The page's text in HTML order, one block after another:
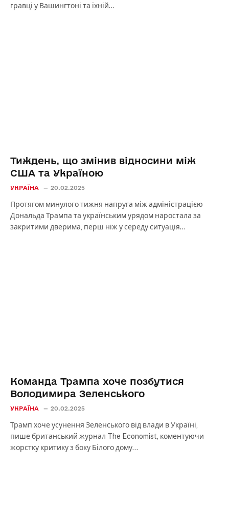
гравці у Вашингтоні та їхній…
Тиждень, що змінив відносини між
США та Україною
УКРАЇНА 20.02.2025
Протягом минулого тижня напруга між адміністрацією
Дональда Трампа та українським урядом наростала за
закритими дверима, перш ніж у середу ситуація…
Команда Трампа хоче позбутися
Володимира Зеленського
УКРАЇНА 20.02.2025
Трамп хоче усунення Зеленського від влади в Україні,
пише британський журнал The Economist, коментуючи
жорстку критику з боку Білого дому…